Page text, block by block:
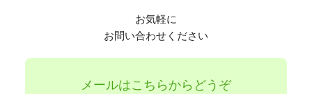
お気軽に
お問い合わせください
メールはこちらからどうぞ